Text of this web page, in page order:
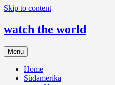
Skip to content
watch the world
Menu
Home
Südamerika